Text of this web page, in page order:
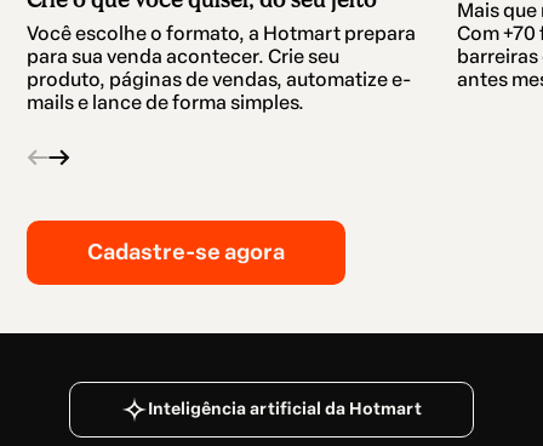
Você escolhe o formato, a Hotmart prepara
para sua venda acontecer. Crie seu
produto, páginas de vendas, automatize e-
mails e lance de forma simples.
Mais
Com
antes
Cadastre-se agora
Inteligência artificial da Hotmart